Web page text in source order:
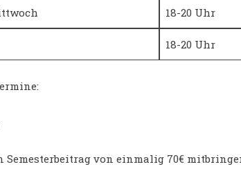
18-20 Uhr
18-20 Uhr
von einmalig 70€